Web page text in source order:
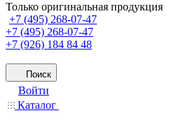
Только оригинальная продукция
+7 (495) 268-07-47
+7 (495) 268-07-47
+7 (926) 184 84 48
Поиск
Войти
Каталог